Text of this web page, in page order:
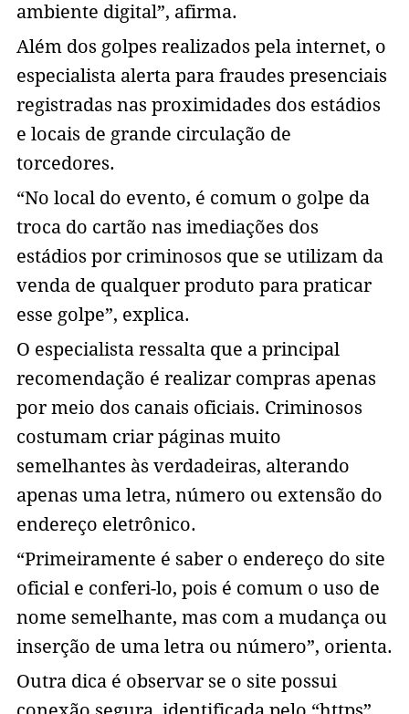
ambiente digital”, afirma.
Além dos golpes realizados pela internet, o
especialista alerta para fraudes presenciais
registradas nas proximidades dos estádios
e locais de grande circulação de
torcedores.
“No local do evento, é comum o golpe da
troca do cartão nas imediações dos
estádios por criminosos que se utilizam da
venda de qualquer produto para praticar
esse golpe”, explica.
O especialista ressalta que a principal
recomendação é realizar compras apenas
por meio dos canais oficiais. Criminosos
costumam criar páginas muito
semelhantes às verdadeiras, alterando
apenas uma letra, número ou extensão do
endereço eletrônico.
“Primeiramente é saber o endereço do site
oficial e conferi-lo, pois é comum o uso de
nome semelhante, mas com a mudança ou
inserção de uma letra ou número”, orienta.
Outra dica é observar se o site possui